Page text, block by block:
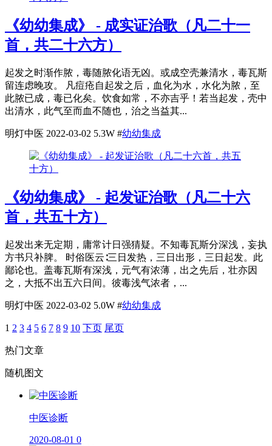
《幼幼集成》 - 成实证治歌（凡二十一
首，共二十六方）
起发之时渐作脓，毒随脓化语无凶。或成空壳兼清水，毒瓦斯
留连虑晚攻。 凡痘疮自起发之后，血化为水，水化为脓，至
此脓已成，毒已化矣。饮食如常，不亦吉乎！若当起发，壳中
出清水，此气至而血不随也，治之当益其...
明灯中医 2022-03-02 5.3W #幼幼集成
《幼幼集成》 - 起发证治歌（凡二十六
首，共五十方）
起发出来无定期，庸常计日强猜疑。不知毒瓦斯分深浅，妄执
方书只补脾。 时俗医云∶三日发热，三日出形，三日起发。此
鄙论也。盖毒瓦斯有深浅，元气有浓薄，出之先后，壮亦因
之，大抵不出五六日间。彼毒浅气浓者，...
明灯中医 2022-03-02 5.0W #幼幼集成
1 2 3 4 5 6 7 8 9 10 下页 尾页
热门文章
随机图文
​中医诊断
2020-08-01 0